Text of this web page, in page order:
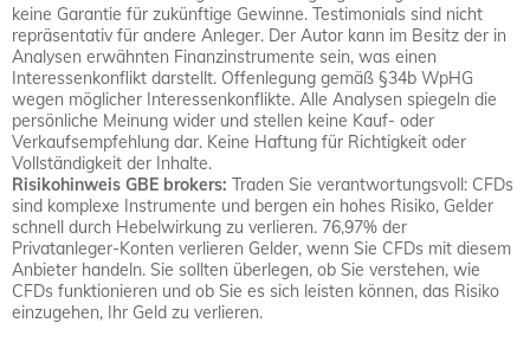
keine Garantie für zukünftige Gewinne. Testimonials sind nicht
repräsentativ für andere Anleger. Der Autor kann im Besitz der in
Analysen erwähnten Finanzinstrumente sein, was einen
Interessenkonflikt darstellt. Offenlegung gemäß §34b WpHG
wegen möglicher Interessenkonflikte. Alle Analysen spiegeln die
persönliche Meinung wider und stellen keine Kauf- oder
Verkaufsempfehlung dar. Keine Haftung für Richtigkeit oder
Vollständigkeit der Inhalte.
Risikohinweis GBE brokers: Traden Sie verantwortungsvoll: CFDs
sind komplexe Instrumente und bergen ein hohes Risiko, Gelder
schnell durch Hebelwirkung zu verlieren. 76,97% der
Privatanleger-Konten verlieren Gelder, wenn Sie CFDs mit diesem
Anbieter handeln. Sie sollten überlegen, ob Sie verstehen, wie
CFDs funktionieren und ob Sie es sich leisten können, das Risiko
einzugehen, Ihr Geld zu verlieren.